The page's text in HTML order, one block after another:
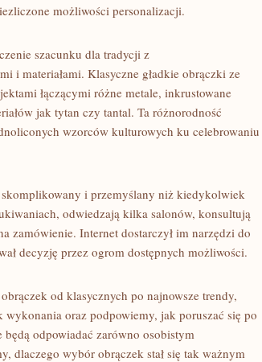
możliwości personalizacji.
szacunku dla tradycji z
i materiałami. Klasyczne gładkie obrączki ze
łączącymi różne metale, inkrustowane
jak tytan czy tantal. Ta różnorodność
wzorców kulturowych ku celebrowaniu
skomplikowany i przemyślany niż kiedykolwiek
odwiedzają kilka salonów, konsultują
zamówienie. Internet dostarczył im narzędzi do
decyzję przez ogrom dostępnych możliwości.
od klasycznych po najnowsze trendy,
oraz podpowiemy, jak poruszać się po
odpowiadać zarówno osobistym
dlaczego wybór obrączek stał się tak ważnym